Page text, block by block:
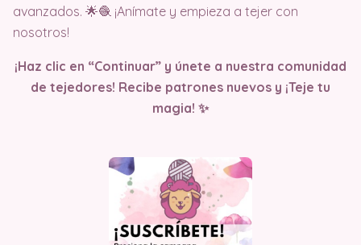
avanzados. 🌟🧶 ¡Anímate y empieza a tejer con
nosotros!
¡Haz clic en “Continuar” y únete a nuestra comunidad
de tejedores! Recibe patrones nuevos y ¡Teje tu
magia! ✨